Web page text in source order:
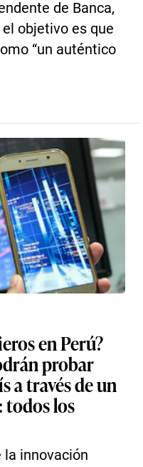
de Banca,
el objetivo es que
“un auténtico
en Perú?
probar
a través de un
todos los
la innovación